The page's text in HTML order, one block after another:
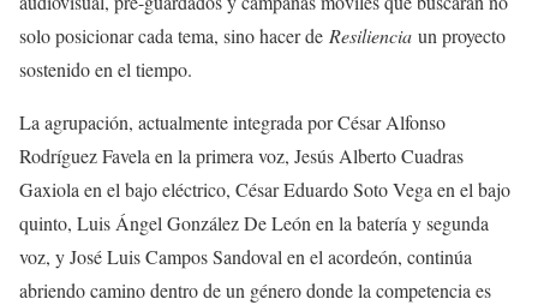
solo posicionar cada tema, sino hacer de Resiliencia un proyecto
sostenido en el tiempo.
La agrupación, actualmente integrada por César Alfonso
Rodríguez Favela en la primera voz, Jesús Alberto Cuadras
Gaxiola en el bajo eléctrico, César Eduardo Soto Vega en el bajo
quinto, Luis Ángel González De León en la batería y segunda
voz, y José Luis Campos Sandoval en el acordeón, continúa
abriendo camino dentro de un género donde la competencia es